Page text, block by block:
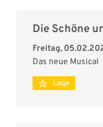
Die Schöne
Freitag,
Das neue Musical
Loge